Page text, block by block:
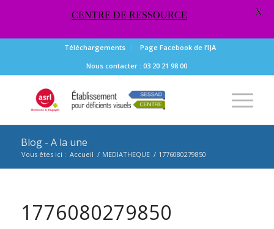
Téléchargements
Page Facebook de l’IJA
Nous contacter : 03 20 21 98 00
Blog - A la une
Vous êtes ici : Accueil / MEDIATHEQUE / 1776080279850
1776080279850
CENTRE DE RESSOURCE X